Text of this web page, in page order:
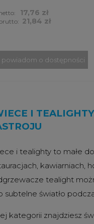
21,84 zł
17,76 zł
powiadom o dostępności
I
i tealighty to małe
kawiarniach,
tealight
subtelne światło
kategorii znajdziesz